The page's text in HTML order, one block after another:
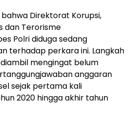
Direktorat Korupsi,
dan Terorisme
Polri diduga sedang
terhadap perkara ini. Langkah
mengingat belum
anggaran
sejak pertama kali
2020 hingga akhir tahun